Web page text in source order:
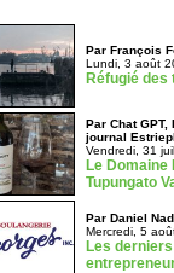
Par François
Lundi, 3 août
Réfugié des
Par Chat
journal
Vendredi, 31
Le Domaine
Tupungato
Par Daniel
Mercredi, 5
Les